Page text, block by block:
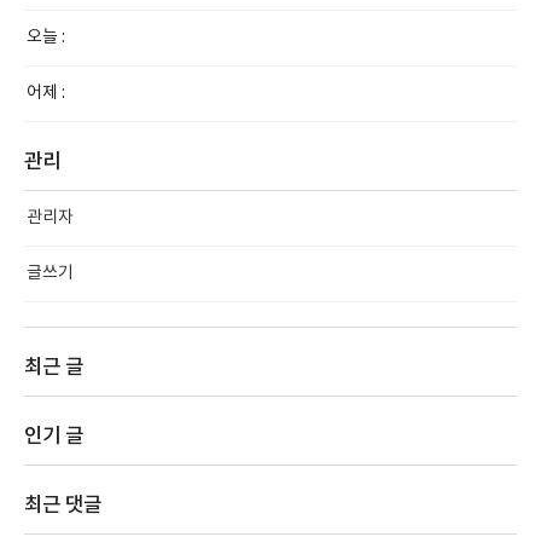
오늘 :
어제 :
관리
관리자
글쓰기
최근 글
인기 글
최근 댓글